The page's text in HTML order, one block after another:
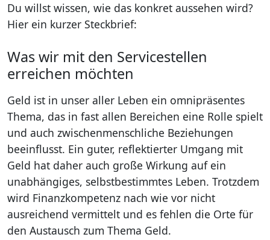
Du willst wissen, wie das konkret aussehen wird?
Hier ein kurzer Steckbrief:
Was wir mit den Servicestellen
erreichen möchten
Geld ist in unser aller Leben ein omnipräsentes
Thema, das in fast allen Bereichen eine Rolle spielt
und auch zwischenmenschliche Beziehungen
beeinflusst. Ein guter, reflektierter Umgang mit
Geld hat daher auch große Wirkung auf ein
unabhängiges, selbstbestimmtes Leben. Trotzdem
wird Finanzkompetenz nach wie vor nicht
ausreichend vermittelt und es fehlen die Orte für
den Austausch zum Thema Geld.